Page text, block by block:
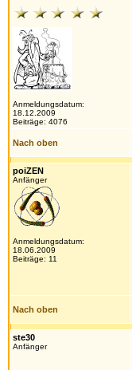
Anmeldungsdatum:
18.12.2009
Beiträge: 4076
Nach oben
poiZEN
Anfänger
Anmeldungsdatum:
18.06.2009
Beiträge: 11
Nach oben
ste30
Anfänger